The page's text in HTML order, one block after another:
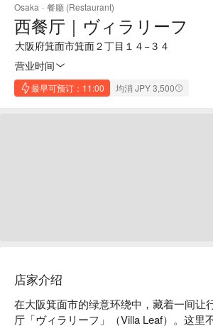
Osaka · 餐廳 (Restaurant)
西餐厅｜ヴィラリーフ
大阪府箕面市箕面２丁目１４−３４
营业时间
最早可预订：11:00 均消 JPY 3,500
店家介绍
在大阪箕面市的绿意环绕中，藏着一间让
厅「ヴィラリーフ」（Villa Leaf）。这里